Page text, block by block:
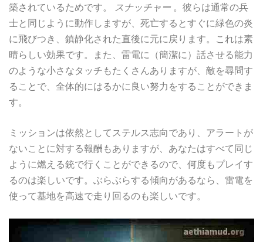
築されているためです。 スナッチャー 。彼らは通常の兵
士と同じように動作しますが、死亡するとすぐに緑色の炎
に飛びつき、鎮静化された直後に元に戻ります。これは素
晴らしい効果です。また、雷電に（簡潔に）話させる能力
のような小さなタッチもたくさんありますが、敵を尋問す
ることで、全体的にはるかに良い努力をすることができま
す。
ミッションは依然としてステルス志向であり、アラートが
ないことに対する報酬もありますが、あなたはすべて同じ
ように燃える銃で行くことができるので、何度もプレイす
るのは楽しいです。ぶらぶらする傾向があるなら、雷電を
使って基地を高速で走り回るのも楽しいです。